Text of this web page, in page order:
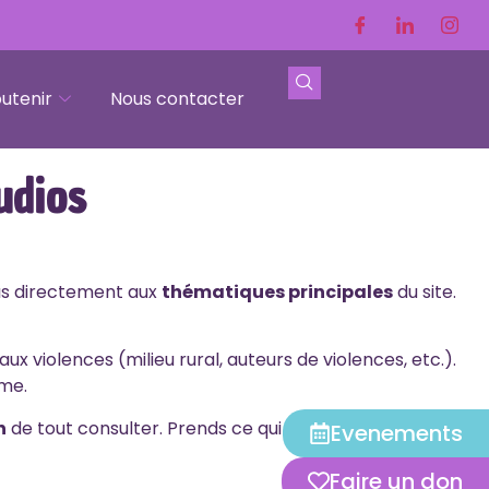
Nous contacter
directement aux thématiques principalesdu site.
violences (milieu rural, auteurs de violences, etc.).
de tout consulter. Prends ce qui résonne pour toi,
Evenements
Faire un don